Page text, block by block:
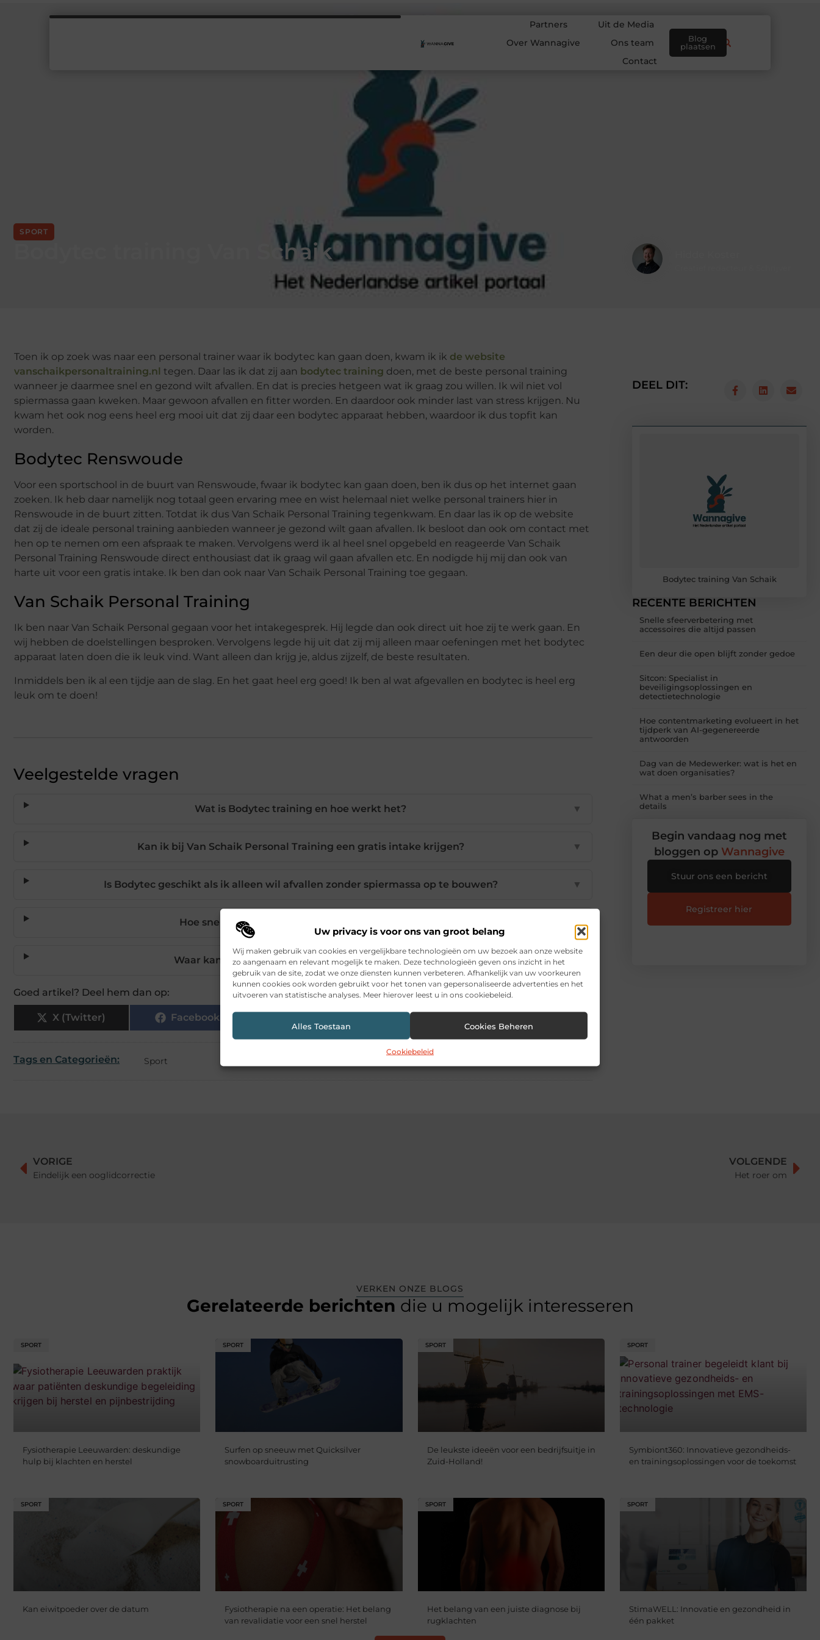
Uw privacy is voor ons van groot belang
Wij maken gebruik van cookies en vergelijkbare technologieën om uw bezoek aan onze website
zo aangenaam en relevant mogelijk te maken. Deze technologieën geven ons inzicht in het
gebruik van de site, zodat we onze diensten kunnen verbeteren. Afhankelijk van uw voorkeuren
kunnen cookies ook worden gebruikt voor het tonen van gepersonaliseerde advertenties en het
uitvoeren van statistische analyses. Meer hierover leest u in ons cookiebeleid.
Alles Toestaan Cookies Beheren
Cookiebeleid
Partners
Uit de Media
Over Wannagive
Ons team
Contact
Blog
plaatsen
SPORT
Bodytec training Van Schaik
Toen ik op zoek was naar een personal trainer waar ik bodytec kan gaan doen, kwam ik ik de website
vanschaikpersonaltraining.nl tegen. Daar las ik dat zij aan bodytec training doen, met de beste personal training
wanneer je daarmee snel en gezond wilt afvallen. En dat is precies hetgeen wat ik graag zou willen. Ik wil niet vol
spiermassa gaan kweken. Maar gewoon afvallen en fitter worden. En daardoor ook minder last van stress krijgen. Nu
kwam het ook nog eens heel erg mooi uit dat zij daar een bodytec apparaat hebben, waardoor ik dus topfit kan
worden.
Bodytec Renswoude
Voor een sportschool in de buurt van Renswoude, fwaar ik bodytec kan gaan doen, ben ik dus op het internet gaan
zoeken. Ik heb daar namelijk nog totaal geen ervaring mee en wist helemaal niet welke personal trainers hier in
Renswoude in de buurt zitten. Totdat ik dus Van Schaik Personal Training tegenkwam. En daar las ik op de website
dat zij de ideale personal training aanbieden wanneer je gezond wilt gaan afvallen. Ik besloot dan ook om contact met
hen op te nemen om een afspraak te maken. Vervolgens werd ik al heel snel opgebeld en reageerde Van Schaik
Personal Training Renswoude direct enthousiast dat ik graag wil gaan afvallen etc. En nodigde hij mij dan ook van
harte uit voor een gratis intake. Ik ben dan ook naar Van Schaik Personal Training toe gegaan.
Van Schaik Personal Training
Ik ben naar Van Schaik Personal gegaan voor het intakegesprek. Hij legde dan ook direct uit hoe zij te werk gaan. En
wij hebben de doelstellingen besproken. Vervolgens legde hij uit dat zij mij alleen maar oefeningen met het bodytec
apparaat laten doen die ik leuk vind. Want alleen dan krijg je, aldus zijzelf, de beste resultaten.
Inmiddels ben ik al een tijdje aan de slag. En het gaat heel erg goed! Ik ben al wat afgevallen en bodytec is heel erg
leuk om te doen!
Veelgestelde vragen
Wat is Bodytec training en hoe werkt het? ▼
Kan ik bij Van Schaik Personal Training een gratis intake krijgen? ▼
Is Bodytec geschikt als ik alleen wil afvallen zonder spiermassa op te bouwen? ▼
Hoe snel zie je resultaten met Bodytec training? ▼
Waar kan ik Bodytec training in Renswoude doen?
Goed artikel? Deel hem dan op:
X (Twitter) Facebook LinkedIn
Tags en Categorieën: Sport
DEEL DIT:
Bodytec training Van Schaik
RECENTE BERICHTEN
Snelle sfeerverbetering met
accessoires die altijd passen
Een deur die open blijft zonder gedoe
Sitcon: Specialist in
beveiligingsoplossingen en
detectietechnologie
Hoe contentmarketing evolueert in het
tijdperk van AI-gegenereerde
antwoorden
Dag van de Medewerker: wat is het en
wat doen organisaties?
What a men’s barber sees in the
details
Begin vandaag nog met
bloggen op Wannagive
Stuur ons een bericht
Registreer hier
VORIGE
Eindelijk een ooglidcorrectie
VOLGENDE
Het roer om
VERKEN ONZE BLOGS
Gerelateerde berichten die u mogelijk interesseren
SPORT
Fysiotherapie Leeuwarden: deskundige
hulp bij klachten en herstel
SPORT
Surfen op sneeuw met Quicksilver
snowboarduitrusting
SPORT
De leukste ideeën voor een bedrijfsuitje in
Zuid-Holland!
SPORT
Symbiont360: Innovatieve gezondheids-
en trainingsoplossingen voor de toekomst
SPORT
Kan eiwitpoeder over de datum
SPORT
Fysiotherapie na een operatie: Het belang
van revalidatie voor een snel herstel
SPORT
Het belang van een juiste diagnose bij
rugklachten
SPORT
StimaWELL: Innovatie en gezondheid in
één pakket